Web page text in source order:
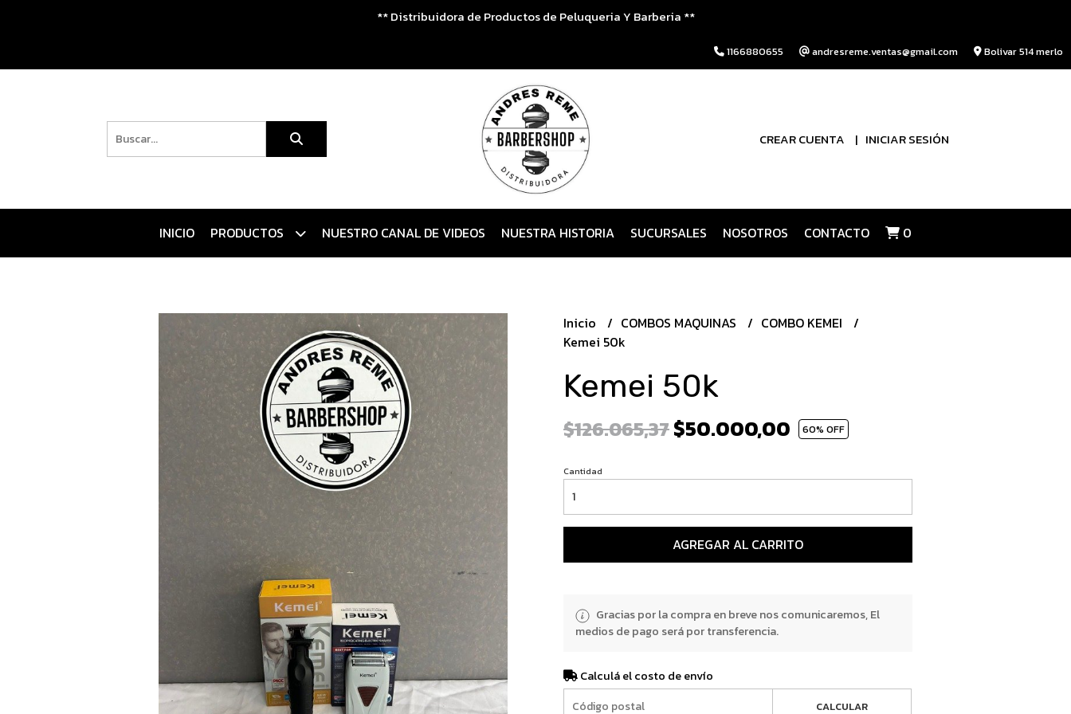
** Distribuidora de Productos de Peluqueria Y Barberia **
1166880655 andresreme.ventas@gmail.com Bolivar 514 merlo
CREAR CUENTA INICIAR SESIÓN
INICIO PRODUCTOS NUESTRO CANAL DE VIDEOS NUESTRA HISTORIA SUCURSALES NOSOTROS CONTACTO 0
Inicio COMBOS MAQUINAS
COMBO KEMEI
Kemei 50k
Kemei 50k
$126.065,37$50.000,00 60% OFF
Cantidad
AGREGAR AL CARRITO
Gracias por la compra en breve nos comunicaremos, El
medios de pago será por transferencia.
Calculá el costo de envío
CALCULAR